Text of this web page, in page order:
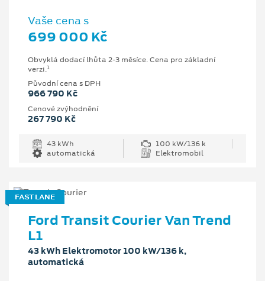
Vaše cena s
699 000 Kč
Obvyklá dodací lhůta 2-3 měsíce. Cena pro základní
verzi.1
Původní cena s DPH
966 790 Kč
Cenové zvýhodnění
267 790 Kč
43 kWh
100 kW/136 k
automatická
Elektromobil
FAST LANE
Ford Transit Courier Van Trend
L1
43 kWh Elektromotor 100 kW/136 k,
automatická